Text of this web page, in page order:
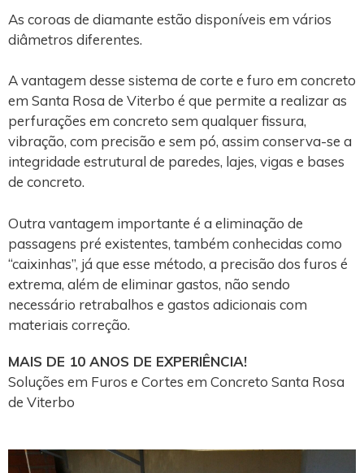
As coroas de diamante estão disponíveis em vários
diâmetros diferentes.
A vantagem desse sistema de corte e furo em concreto
em Santa Rosa de Viterbo é que permite a realizar as
perfurações em concreto sem qualquer fissura,
vibração, com precisão e sem pó, assim conserva-se a
integridade estrutural de paredes, lajes, vigas e bases
de concreto.
Outra vantagem importante é a eliminação de
passagens pré existentes, também conhecidas como
“caixinhas”, já que esse método, a precisão dos furos é
extrema, além de eliminar gastos, não sendo
necessário retrabalhos e gastos adicionais com
materiais correção.
MAIS DE 10 ANOS DE EXPERIÊNCIA!
Soluções em Furos e Cortes em Concreto Santa Rosa
de Viterbo